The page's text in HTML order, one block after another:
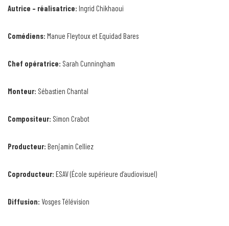
Autrice – réalisatrice: Ingrid Chikhaoui
Comédiens: Manue Fleytoux et Equidad Bares
Chef opératrice: Sarah Cunningham
Monteur: Sébastien Chantal
Compositeur: Simon Crabot
Producteur: Benjamin Celliez
Coproducteur: ESAV (École supérieure d’audiovisuel)
Diffusion: Vosges Télévision